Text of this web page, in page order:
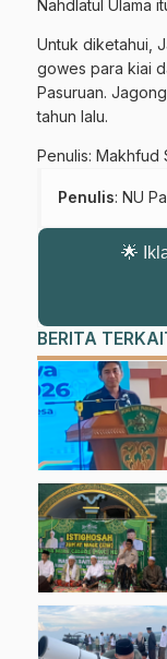
Gabung
Dapatkan info
Nahdlatul Ulama
Untuk diketahui,
gowes para kiai
Pasuruan.
tahun lalu.
Penulis: Makhfud
Penulis: NU
🌟
BERITA